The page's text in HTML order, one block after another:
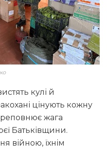
кулі й
цінують кожну
жага
Батьківщини.
війною, їхнім